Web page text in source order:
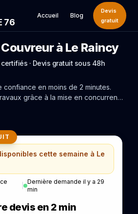
76
Accueil Blog
Devis
gratuit
à Le Raincy
· Devis gratuit sous 48h
confiance en moins de 2 minutes.
grâce à la mise en concurrence
cette semaine à Le
Dernière demande il y a 29
min
devis en 2 min